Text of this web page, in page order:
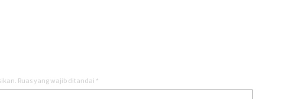
Ruas yang wajib ditandai *